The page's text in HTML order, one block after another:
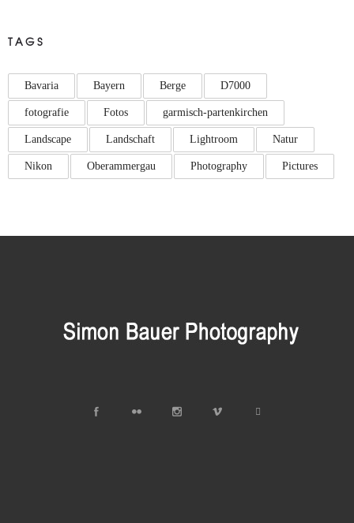
TAGS
Bavaria Bayern Berge D7000
fotografie Fotos garmisch-partenkirchen
Landscape Landschaft Lightroom Natur
Nikon Oberammergau Photography Pictures